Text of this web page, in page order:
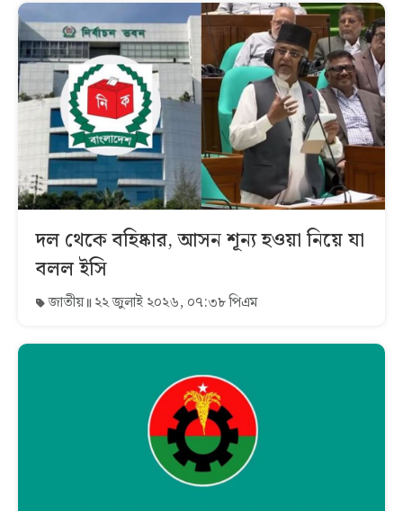
দল থেকে বহিষ্কার, আসন শূন্য হওয়া নিয়ে যা
বলল ইসি
জাতীয় ২২ জুলাই ২০২৬, ০৭:৩৮ পিএম